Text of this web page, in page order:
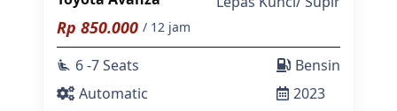
Rp 850.000 / 12 jam
airline_seat_recline_extra 6 -7 Seats
Automatic
Bensin
2023